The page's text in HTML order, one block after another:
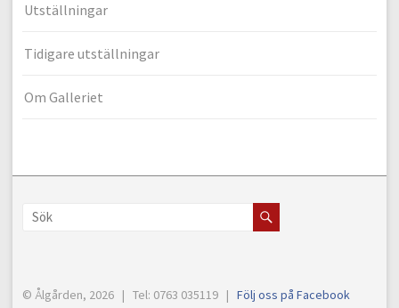
Utställningar
Tidigare utställningar
Om Galleriet
© Ålgården, 2026 | Tel: 0763 035119 | Följ oss på Facebook